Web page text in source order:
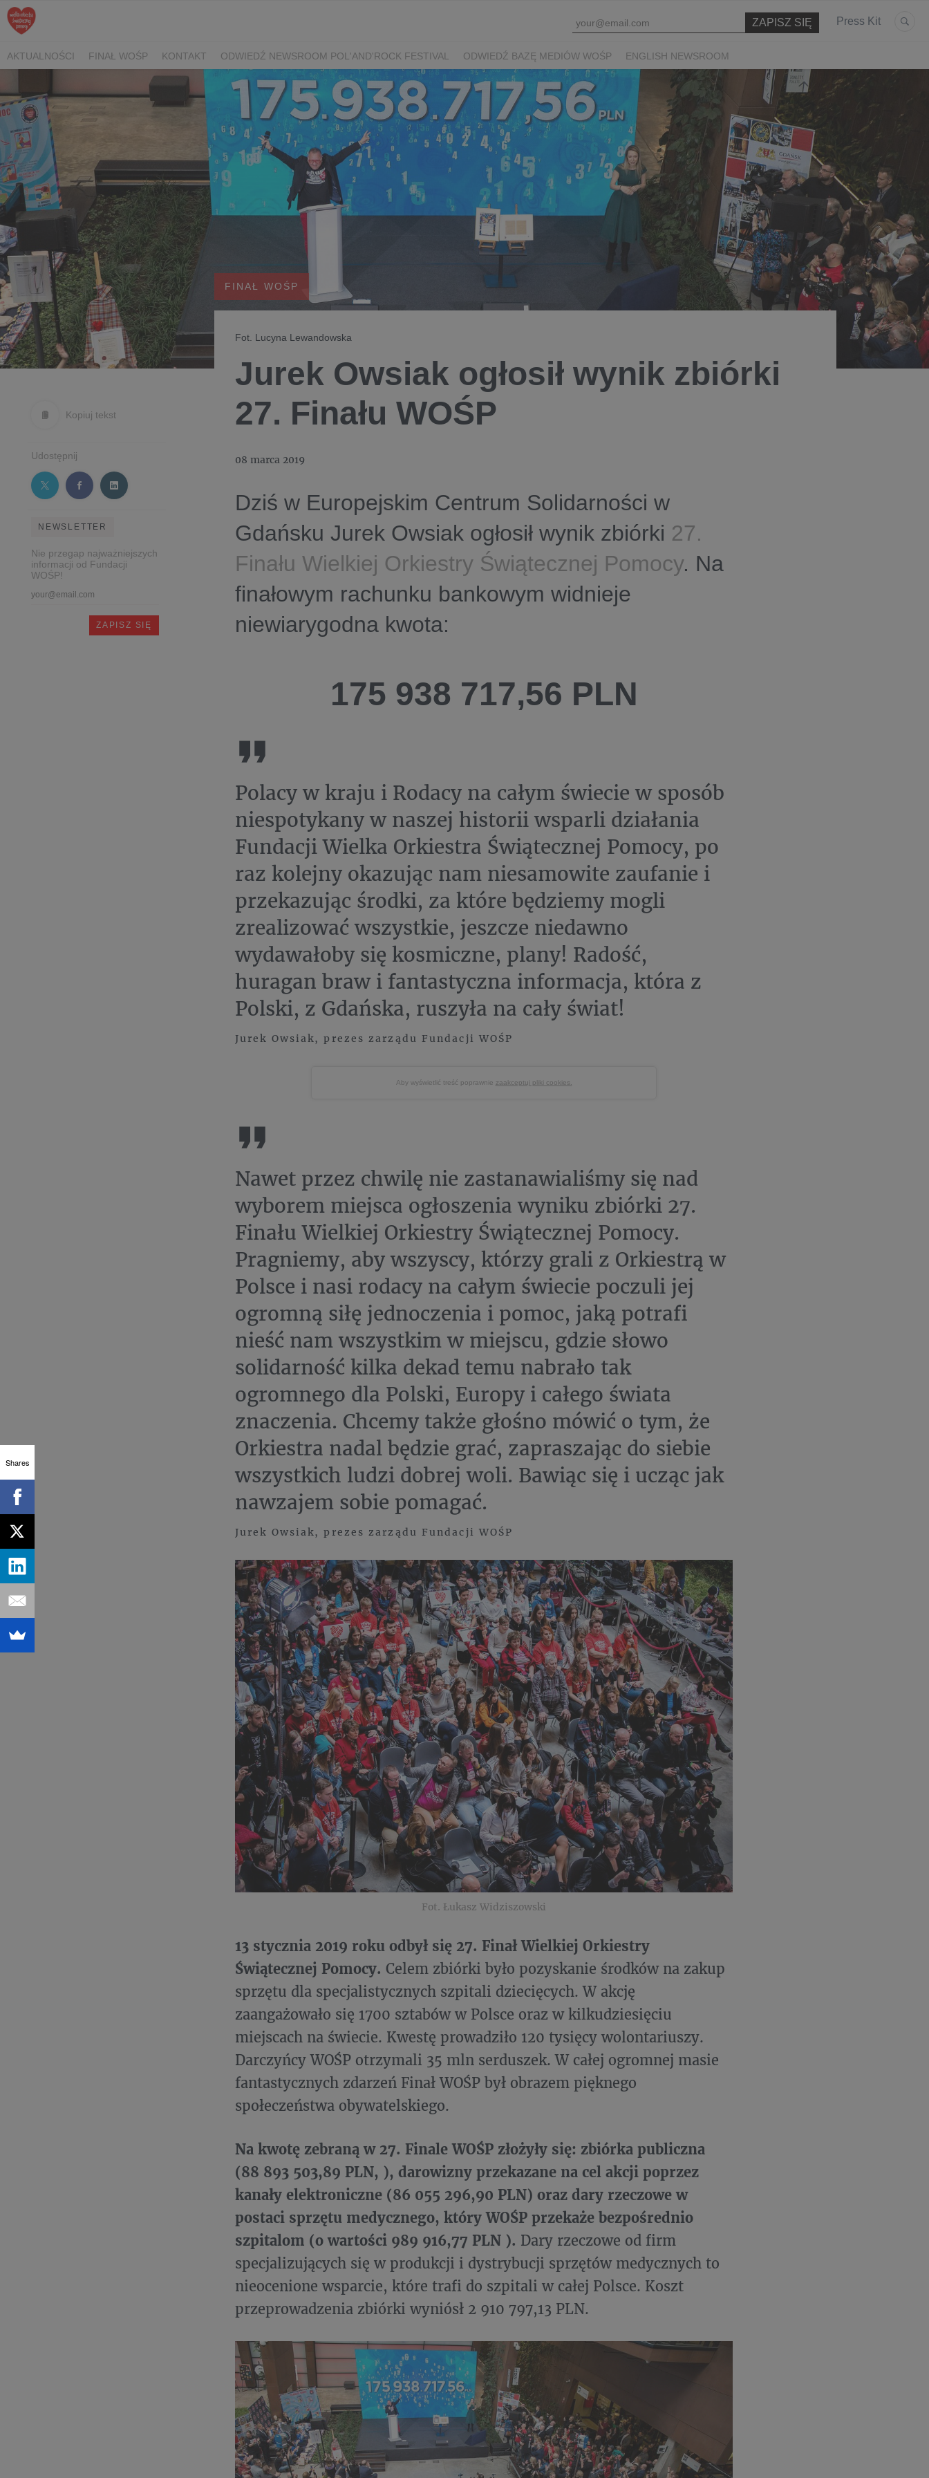
Press Kit
AKTUALNOŚCI FINAŁ WOŚP KONTAKT ODWIEDŹ NEWSROOM POL'AND'ROCK FESTIVAL ODWIEDŹ BAZĘ MEDIÓW WOŚP ENGLISH NEWSROOM
Kopiuj tekst
Udostępnij
NEWSLETTER
Nie przegap najważniejszych
informacji od Fundacji
WOŚP!
FINAŁ WOŚP
Fot. Lucyna Lewandowska
Jurek Owsiak ogłosił wynik zbiórki
27. Finału WOŚP
08 marca 2019
Dziś w Europejskim Centrum Solidarności w
Gdańsku Jurek Owsiak ogłosił wynik zbiórki 27.
Finału Wielkiej Orkiestry Świątecznej Pomocy. Na
finałowym rachunku bankowym widnieje
niewiarygodna kwota:
175 938 717,56 PLN
Polacy w kraju i Rodacy na całym świecie w sposób
niespotykany w naszej historii wsparli działania
Fundacji Wielka Orkiestra Świątecznej Pomocy, po
raz kolejny okazując nam niesamowite zaufanie i
przekazując środki, za które będziemy mogli
zrealizować wszystkie, jeszcze niedawno
wydawałoby się kosmiczne, plany! Radość,
huragan braw i fantastyczna informacja, która z
Polski, z Gdańska, ruszyła na cały świat!
Jurek Owsiak, prezes zarządu Fundacji WOŚP
Aby wyświetlić treść poprawnie zaakceptuj pliki cookies.
Nawet przez chwilę nie zastanawialiśmy się nad
wyborem miejsca ogłoszenia wyniku zbiórki 27.
Finału Wielkiej Orkiestry Świątecznej Pomocy.
Pragniemy, aby wszyscy, którzy grali z Orkiestrą w
Polsce i nasi rodacy na całym świecie poczuli jej
ogromną siłę jednoczenia i pomoc, jaką potrafi
nieść nam wszystkim w miejscu, gdzie słowo
solidarność kilka dekad temu nabrało tak
ogromnego dla Polski, Europy i całego świata
znaczenia. Chcemy także głośno mówić o tym, że
Orkiestra nadal będzie grać, zapraszając do siebie
wszystkich ludzi dobrej woli. Bawiąc się i ucząc jak
nawzajem sobie pomagać.
Jurek Owsiak, prezes zarządu Fundacji WOŚP
Fot. Łukasz Widziszowski
13 stycznia 2019 roku odbył się 27. Finał Wielkiej Orkiestry
Świątecznej Pomocy. Celem zbiórki było pozyskanie środków na zakup
sprzętu dla specjalistycznych szpitali dziecięcych. W akcję
zaangażowało się 1700 sztabów w Polsce oraz w kilkudziesięciu
miejscach na świecie. Kwestę prowadziło 120 tysięcy wolontariuszy.
Darczyńcy WOŚP otrzymali 35 mln serduszek. W całej ogromnej masie
fantastycznych zdarzeń Finał WOŚP był obrazem pięknego
społeczeństwa obywatelskiego.
Na kwotę zebraną w 27. Finale WOŚP złożyły się: zbiórka publiczna
(88 893 503,89 PLN, ), darowizny przekazane na cel akcji poprzez
kanały elektroniczne (86 055 296,90 PLN) oraz dary rzeczowe w
postaci sprzętu medycznego, który WOŚP przekaże bezpośrednio
szpitalom (o wartości 989 916,77 PLN ). Dary rzeczowe od firm
specjalizujących się w produkcji i dystrybucji sprzętów medycznych to
nieocenione wsparcie, które trafi do szpitali w całej Polsce. Koszt
przeprowadzenia zbiórki wyniósł 2 910 797,13 PLN.
Shares